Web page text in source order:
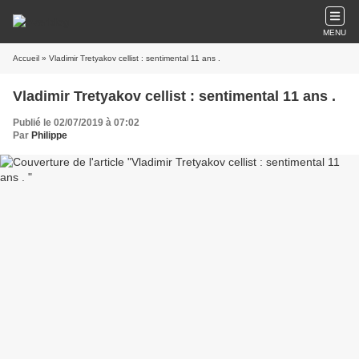
MENU
Accueil » Vladimir Tretyakov cellist : sentimental 11 ans .
Vladimir Tretyakov cellist : sentimental 11 ans .
Publié le 02/07/2019 à 07:02
Par Philippe